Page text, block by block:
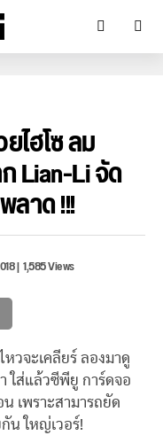
ไฮโซ ลม
Lian-Li จัด
ลาด !!!
|1,585 Views
หวจะเคลียร์ ลองมาดู
ใส่แล้วซีพียู การ์ดจอ
เพราะสามารถยัด
น ใหญ่เวอร์!